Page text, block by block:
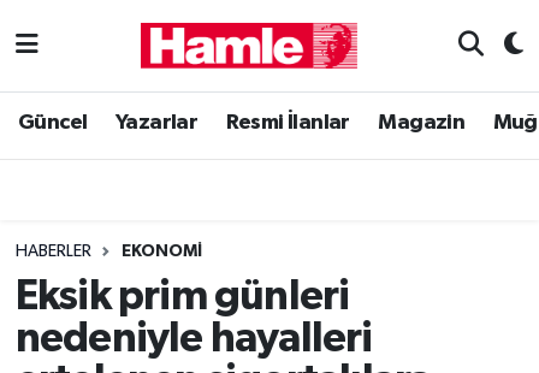
Güncel Yazarlar Resmi İlanlar Magazin
HABERLER EKONOMI
Eksik prim günleri
nedeniyle hayalleri
Güncel
Magazin
Muğla Haber
Muğla Nöbetçi Eczaneler
Muğla Trafik Yoğunluk Haritası
Süper Lig Puan Durumu ve Fikstür